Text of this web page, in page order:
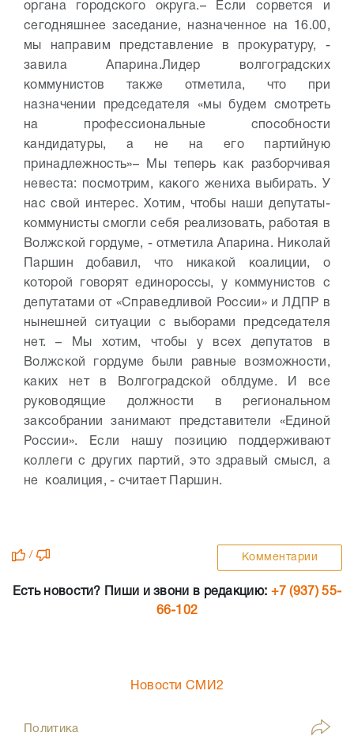
органа городского округа.– Если сорвется и
сегодняшнее заседание, назначенное на 16.00,
мы направим представление в прокуратуру, -
завила Апарина.Лидер волгоградских
коммунистов также отметила, что при
назначении председателя «мы будем смотреть
на профессиональные способности
кандидатуры, а не на его партийную
принадлежность»– Мы теперь как разборчивая
невеста: посмотрим, какого жениха выбирать. У
нас свой интерес. Хотим, чтобы наши депутаты-
коммунисты смогли себя реализовать, работая в
Волжской гордуме, - отметила Апарина. Николай
Паршин добавил, что никакой коалиции, о
которой говорят единороссы, у коммунистов с
депутатами от «Справедливой России» и ЛДПР в
нынешней ситуации с выборами председателя
нет.– Мы хотим, чтобы у всех депутатов в
Волжской гордуме были равные возможности,
каких нет в Волгоградской облдуме. И все
руководящие должности в региональном
заксобрании занимают представители «Единой
России». Если нашу позицию поддерживают
коллеги с других партий, это здравый смысл, а
не коалиция, - считает Паршин.
/ Комментарии
Есть новости? Пиши и звони в редакцию: +7 (937) 55-
66-102
Новости СМИ2
Политика